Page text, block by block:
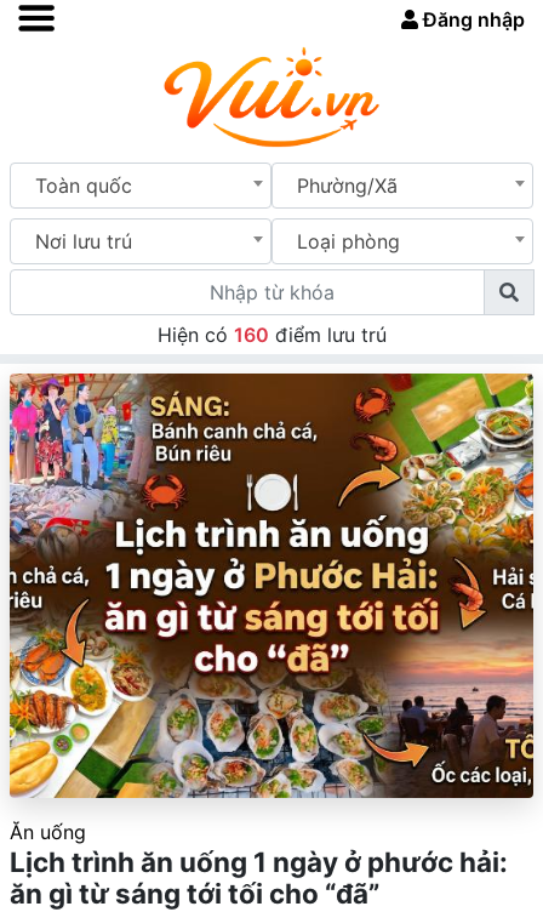
Đăng nhập
Toàn quốc Phường/Xã
Nơi lưu trú Loại phòng
Hiện có 160 điểm lưu trú
Ăn uống
Lịch trình ăn uống 1 ngày ở phước hải:
ăn gì từ sáng tới tối cho “đã”